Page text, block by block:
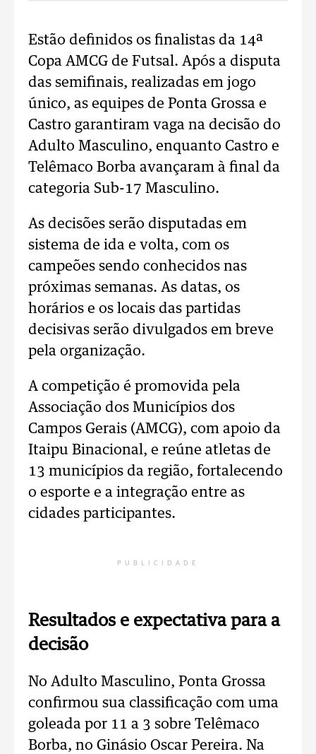
Estão definidos os finalistas da 14ª
Copa AMCG de Futsal. Após a disputa
das semifinais, realizadas em jogo
único, as equipes de Ponta Grossa e
Castro garantiram vaga na decisão do
Adulto Masculino, enquanto Castro e
Telêmaco Borba avançaram à final da
categoria Sub-17 Masculino.
As decisões serão disputadas em
sistema de ida e volta, com os
campeões sendo conhecidos nas
próximas semanas. As datas, os
horários e os locais das partidas
decisivas serão divulgados em breve
pela organização.
A competição é promovida pela
Associação dos Municípios dos
Campos Gerais (AMCG), com apoio da
Itaipu Binacional, e reúne atletas de
13 municípios da região, fortalecendo
o esporte e a integração entre as
cidades participantes.
PUBLICIDADE
Resultados e expectativa para a
decisão
No Adulto Masculino, Ponta Grossa
confirmou sua classificação com uma
goleada por 11 a 3 sobre Telêmaco
Borba, no Ginásio Oscar Pereira. Na